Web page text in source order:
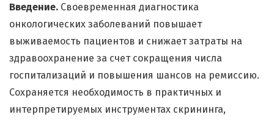
Введение. Своевременная диагностика
онкологических заболеваний повышает
выживаемость пациентов и снижает затраты на
здравоохранение за счет сокращения числа
госпитализаций и повышения шансов на ремиссию.
Сохраняется необходимость в практичных и
интерпретируемых инструментах скрининга,